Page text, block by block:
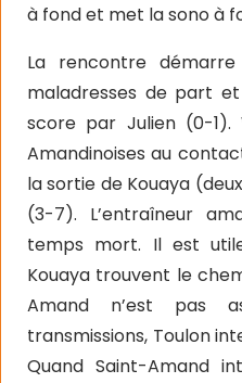
à fond et met la sono à
La rencontre
maladresses de part
score par Julien (0-1).
Amandinoises au
la sortie de Kouaya
(3-7). L’entraîneur
temps mort. Il est
Kouaya trouvent le
Amand n’est pas
transmissions, Toulon
Quand Saint-Amand